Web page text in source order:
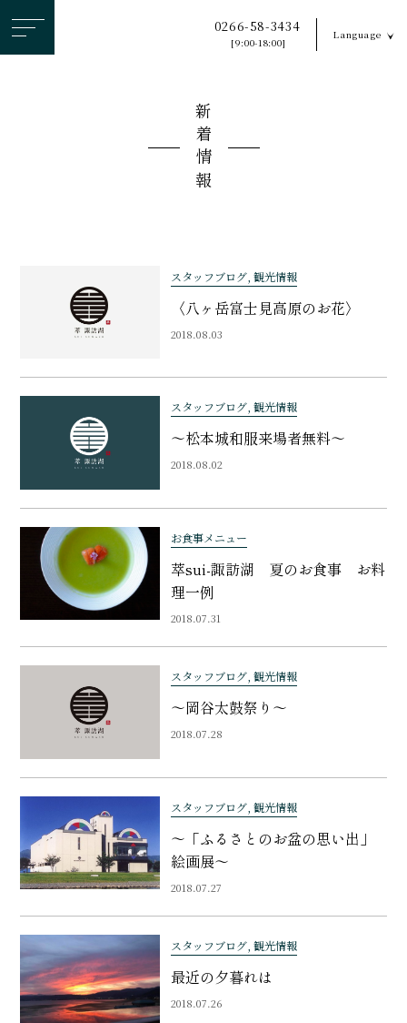
0266-58-3434
[9:00-18:00]
Language
新着情報
スタッフブログ, 観光情報
〈八ヶ岳富士見高原のお花〉
2018.08.03
スタッフブログ, 観光情報
～松本城和服来場者無料～
2018.08.02
お食事メニュー
萃sui-諏訪湖 夏のお食事 お料
理一例
2018.07.31
スタッフブログ, 観光情報
～岡谷太鼓祭り～
2018.07.28
スタッフブログ, 観光情報
～「ふるさとのお盆の思い出」
絵画展～
2018.07.27
スタッフブログ, 観光情報
最近の夕暮れは
2018.07.26